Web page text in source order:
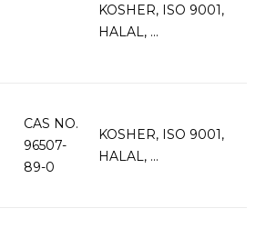
KOSHER, ISO 9001,
HALAL, ...
CAS NO.
96507-
89-0
KOSHER, ISO 9001,
HALAL, ...